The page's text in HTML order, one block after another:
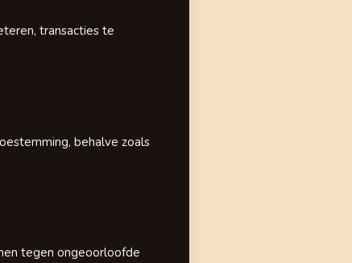
transacties te
behalve zoals
tegen ongeoorloofde